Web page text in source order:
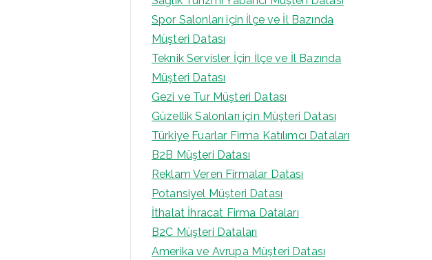
Spor Salonları için İlçe ve İl Bazında
Müşteri Datası
Teknik Servisler İçin İlçe ve İl Bazında
Müşteri Datası
Gezi ve Tur Müşteri Datası
Güzellik Salonları için Müşteri Datası
Türkiye Fuarlar Firma Katılımcı Dataları
B2B Müşteri Datası
Reklam Veren Firmalar Datası
Potansiyel Müşteri Datası
İthalat İhracat Firma Dataları
B2C Müşteri Dataları
Amerika ve Avrupa Müşteri Datası